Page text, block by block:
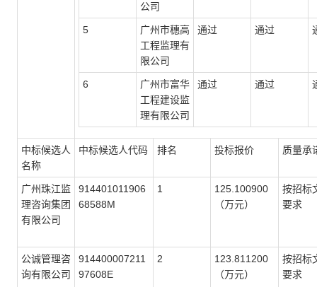
公司
5
广州市穗高
工程监理有
限公司
通过 通过
6
广州市富华
工程建设监
理有限公司
通过 通过
中标候选人
名称
中标候选人代码 排名 投标报价 质量承
广州珠江监
理咨询集团
有限公司
914401011906
68588M
1
125.100900
（万元）
按招标
要求
公诚管理咨
询有限公司
914400007211
97608E
2
123.811200
（万元）
按招标
要求